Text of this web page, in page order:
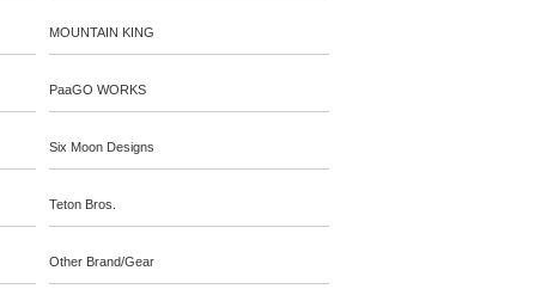
MOUNTAIN KING
PaaGO WORKS
Six Moon Designs
Teton Bros.
Other Brand/Gear